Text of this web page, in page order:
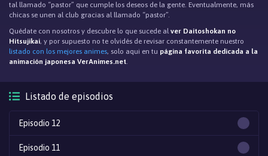
tal llamado “pastor” que cumple los deseos de la gente. Eventualmente, más
chicas se unen al club gracias al llamado “pastor”.
Quédate con nosotros y descubre lo que sucede alver Daitoshokan no
Hitsujikai, y por supuesto no te olvidés de revisar constantemente nuestro
listado con los mejores animes, solo aqui en tu página favorita dedicada a la
animación japonesa VerAnimes.net.
Listado de episodios
Episodio 12
Episodio 11